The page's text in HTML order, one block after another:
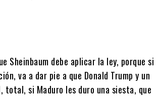
Sheinbaum debe aplicar la ley, porque si
va a dar pie a que Donald Trump y un
total, si Maduro les duro una siesta, que